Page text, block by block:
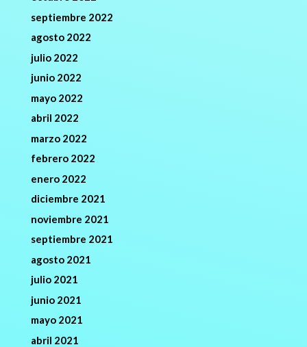
septiembre 2022
agosto 2022
julio 2022
junio 2022
mayo 2022
abril 2022
marzo 2022
febrero 2022
enero 2022
diciembre 2021
noviembre 2021
septiembre 2021
agosto 2021
julio 2021
junio 2021
mayo 2021
abril 2021